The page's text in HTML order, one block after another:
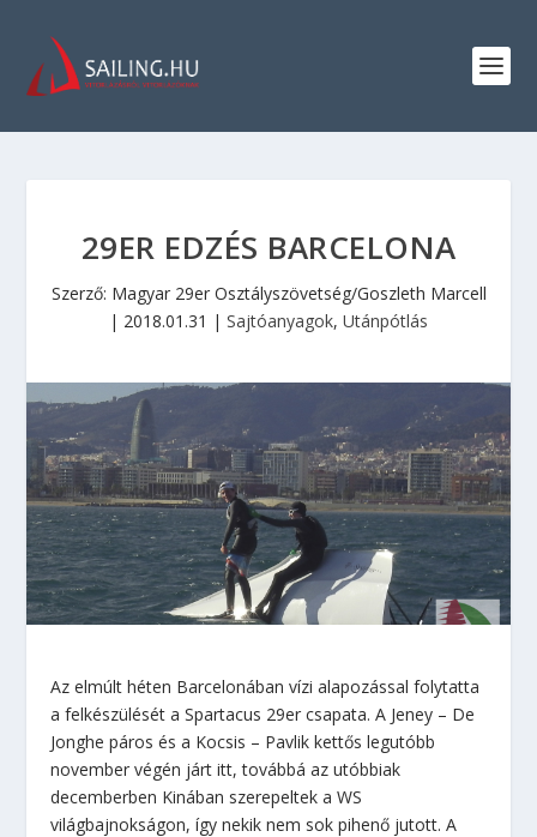
29ER EDZÉS BARCELONA
Szerző: Magyar 29er Osztályszövetség/Goszleth Marcell
| 2018.01.31 | Sajtóanyagok, Utánpótlás
Az elmúlt héten Barcelonában vízi alapozással folytatta
a felkészülését a Spartacus 29er csapata. A Jeney – De
Jonghe páros és a Kocsis – Pavlik kettős legutóbb
november végén járt itt, továbbá az utóbbiak
decemberben Kinában szerepeltek a WS
világbajnokságon, így nekik nem sok pihenő jutott. A